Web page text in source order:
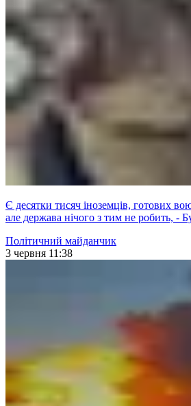
Є десятки тисяч іноземців, готових
але держава нічого з тим не робить, -
Політичний майданчик
3 червня 11:38